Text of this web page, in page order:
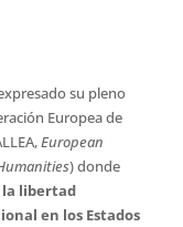
su pleno
Europea de
European
) donde
la libertad
en los Estados